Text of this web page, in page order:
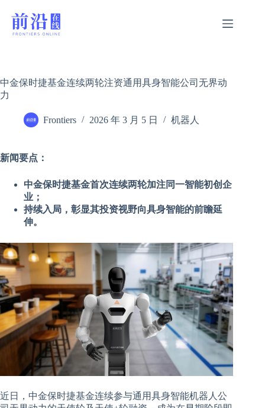
中金保时捷基金连续两轮注资通用具身智能公司无界动
力
Frontiers 2026 年 3 月 5 日 机器人
新闻要点：
中金保时捷基金首次连续两轮加注同一智能初创企
业；
持续入局，彰显其投资视野向具身智能的前瞻延
伸。
近日，中金保时捷基金连续参与通用具身智能机器人公